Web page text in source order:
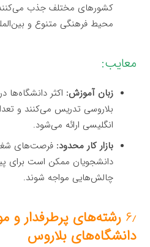
کشورهای مختلف جذب
محیط فرهنگی متنوع و
معایب:
زبان آموزش: اکثر دانشگاه‌ها
بلاروسی تدریس می‌کنند و
انگلیسی ارائه می‌شود.
بازار کار محدود: فرصت‌های
دانشجویان ممکن است برای
چالش‌هایی مواجه شوند.
۶٫ رشته‌های پرطرفدار و
دانشگاه‌های بلاروس